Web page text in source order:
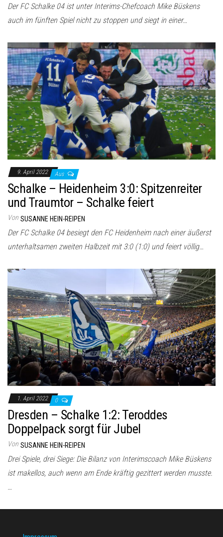
Der FC Schalke 04 ist unter Interims-Chefcoach Mike Büskens
auch im fünften Spiel nicht zu stoppen und siegt in einer…
9. April 2022 Aus
Schalke – Heidenheim 3:0: Spitzenreiter
und Traumtor – Schalke feiert
Von SUSANNE HEIN-REIPEN
Der FC Schalke 04 besiegt den FC Heidenheim nach einer äußerst
unterhaltsamen zweiten Halbzeit mit 3:0 (1:0) und feiert völlig…
1. April 2022 0
Dresden – Schalke 1:2: Teroddes
Doppelpack sorgt für Jubel
Von SUSANNE HEIN-REIPEN
Drei Spiele, drei Siege: Die Bilanz von Interimscoach Mike Büskens
ist makellos, auch wenn am Ende kräftig gezittert werden musste.
…